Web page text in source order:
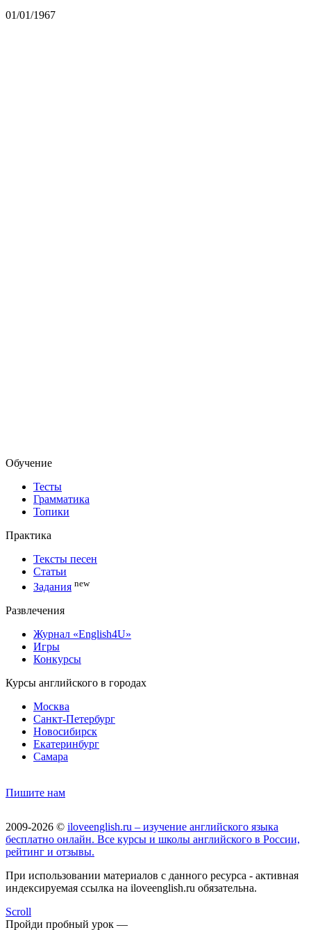
01/01/1967
Обучение
Тесты
Грамматика
Топики
Практика
Тексты песен
Статьи
Задания new
Развлечения
Журнал «English4U»
Игры
Конкурсы
Курсы английского в городах
Москва
Санкт-Петербург
Новосибирск
Екатеринбург
Самара
Пишите нам
2009-2026 © iloveenglish.ru – изучение английского языка
бесплатно онлайн. Все курсы и школы английского в России,
рейтинг и отзывы.
При использовании материалов с данного ресурса - активная
индексируемая ссылка на iloveenglish.ru обязательна.
Scroll
Пройди пробный урок —